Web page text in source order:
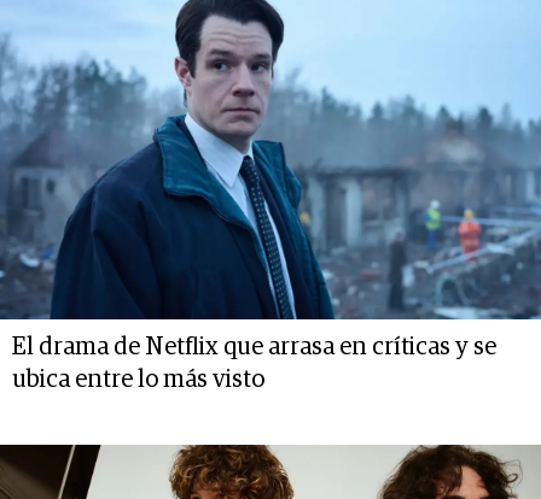
El drama de Netflix que arrasa en críticas y se
ubica entre lo más visto